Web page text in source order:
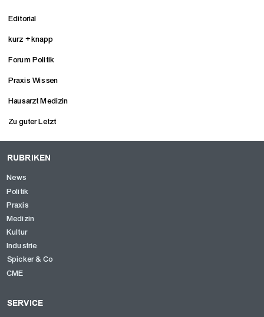
Editorial
kurz + knapp
Forum Politik
Praxis Wissen
Hausarzt Medizin
Zu guter Letzt
RUBRIKEN
News
Politik
Praxis
Medizin
Kultur
Industrie
Spicker & Co
CME
SERVICE